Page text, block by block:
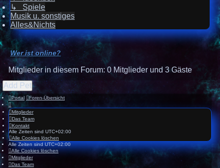
↳ Spiele
Musik u. sonstiges
Alles&Nichts
Wer ist online?
Mitglieder in diesem Forum: 0 Mitglieder und 3 Gäste
Add Pet
Portal Foren-Übersicht
Mitglieder
Das Team
Kontakt
Alle Zeiten sind UTC+02:00
Alle Cookies löschen
Alle Zeiten sindUTC+02:00
Alle Cookies löschen
Mitglieder
Das Team